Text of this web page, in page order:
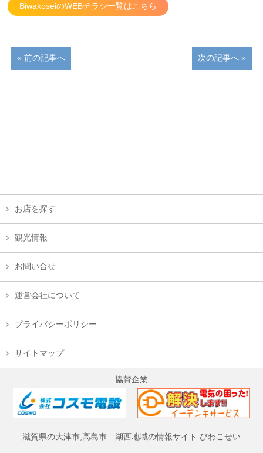
BiwakoseiのWEBチラシ一覧はこちら
« 前の記事へ 次の記事へ »
お店を探す
観光情報
お問い合せ
運営会社について
プライバシーポリシー
サイトマップ
協賛企業
滋賀県の大津市,高島市 湖西地域の情報サイト びわこせい